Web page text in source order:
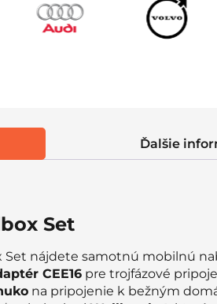
Ďalšie
Set
Set nájdete samotnú mobilnú
CEE16 pre trojfázové
na pripojenie k bežným